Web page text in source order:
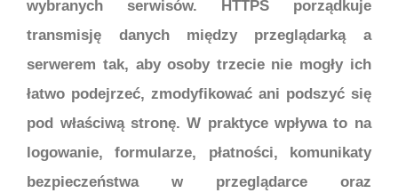
wybranych serwisów. HTTPS porządkuje
transmisję danych między przeglądarką a
serwerem tak, aby osoby trzecie nie mogły ich
łatwo podejrzeć, zmodyfikować ani podszyć się
pod właściwą stronę. W praktyce wpływa to na
logowanie, formularze, płatności, komunikaty
bezpieczeństwa w przeglądarce oraz